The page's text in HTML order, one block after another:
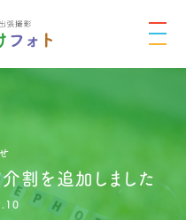
割を追加しました